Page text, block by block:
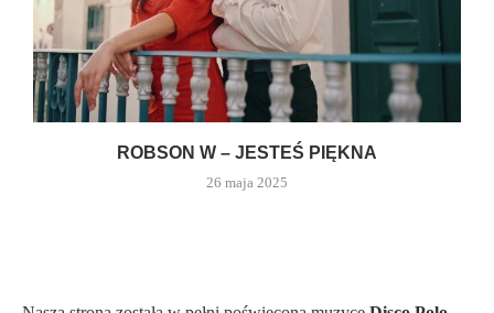
ROBSON W – JESTEŚ PIĘKNA
26 maja 2025